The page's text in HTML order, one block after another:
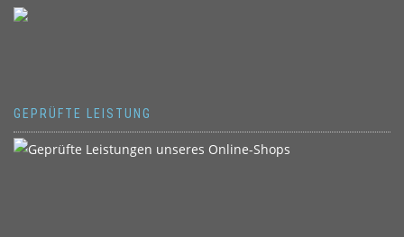
GEPRÜFTE LEISTUNG